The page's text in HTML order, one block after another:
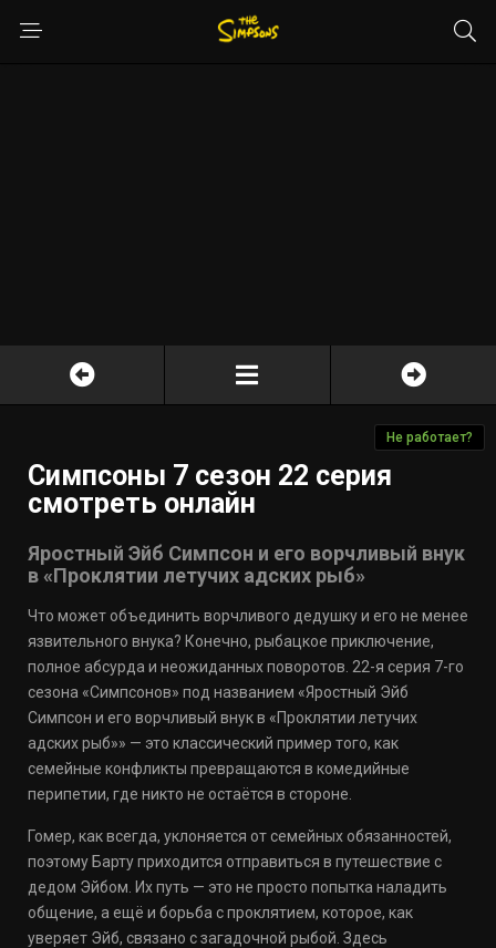
Не работает?
Симпсоны 7 сезон 22 серия
смотреть онлайн
Яростный Эйб Симпсон и его ворчливый внук
в «Проклятии летучих адских рыб»
Что может объединить ворчливого дедушку и его не менее
язвительного внука? Конечно, рыбацкое приключение,
полное абсурда и неожиданных поворотов. 22-я серия 7-го
сезона «Симпсонов» под названием «Яростный Эйб
Симпсон и его ворчливый внук в «Проклятии летучих
адских рыб»» — это классический пример того, как
семейные конфликты превращаются в комедийные
перипетии, где никто не остаётся в стороне.
Гомер, как всегда, уклоняется от семейных обязанностей,
поэтому Барту приходится отправиться в путешествие с
дедом Эйбом. Их путь — это не просто попытка наладить
общение, а ещё и борьба с проклятием, которое, как
уверяет Эйб, связано с загадочной рыбой. Здесь